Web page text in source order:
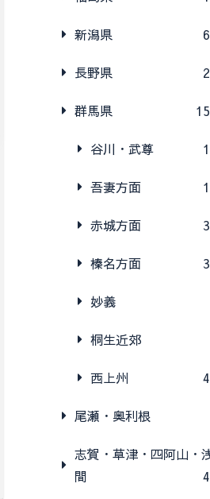
新潟県
長野県
群馬県
谷川・武尊
吾妻方面
赤城方面
榛名方面
妙義
桐生近郊
西上州
尾瀬・奥利根
志賀・草津・四阿山・
間